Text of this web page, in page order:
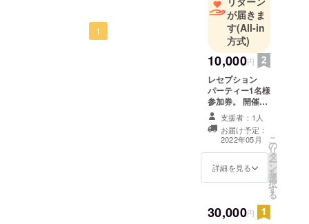
1
が届きま
す(All-in
方式)
10,000円
レセプション
パーティー1名様
参加券。 開催
日 2022年5
月20,21,23日
予定 受け渡し方
法：メールでお
送りします。ご
来店時に画面を
支援者：1人
お届け予定：
2022年05月
詳細を見る
こ
の
リ
タ
ー
ン
を
選
択
す
る
30,000円